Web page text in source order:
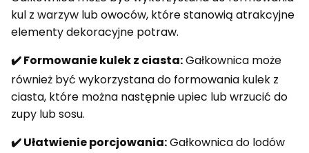
kul z warzyw lub owoców, które stanowią atrakcyjne
elementy dekoracyjne potraw.
✔️ Formowanie kulek z ciasta:Gałkownica może
również być wykorzystana do formowania kulek z
ciasta, które można następnie upiec lub wrzucić do
zupy lub sosu.
✔️ Ułatwienie porcjowania:Gałkownica do lodów